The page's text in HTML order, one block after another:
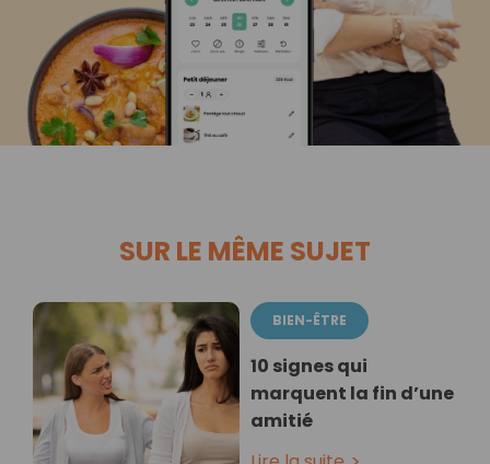
SUR LE MÊME SUJET
BIEN-ÊTRE
10 signes qui
marquent la fin d’une
amitié